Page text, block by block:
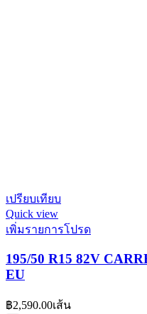
เปรียบเทียบ
Quick view
เพิ่มรายการโปรด
195/50 R15 82V
EU
฿2,590.00เส้น